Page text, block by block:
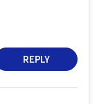
REPLY